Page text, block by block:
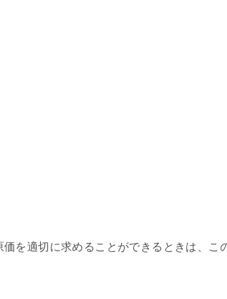
を適切に求めることができるときは、こ